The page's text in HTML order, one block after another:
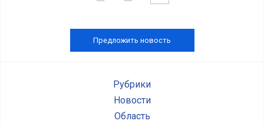
Предложить новость
Рубрики
Новости
Область